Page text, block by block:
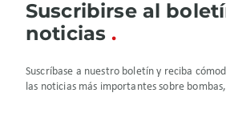
Suscribirse al
noticias
Suscríbase a nuestro boletín y reciba
las noticias más importantes sobre